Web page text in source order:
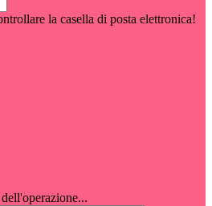
la casella di posta elettronica!